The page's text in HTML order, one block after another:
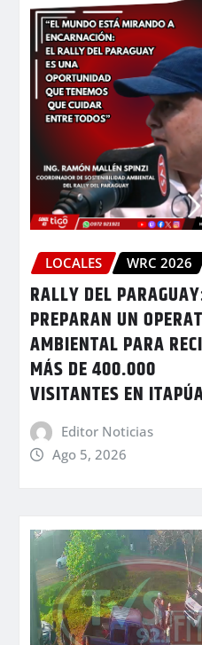
LOCALES WRC 2026
RALLY DEL
PREPARAN UN
AMBIENTAL PARA
MÁS DE 400.000
VISITANTES EN
Editor Noticias
Ago 5, 2026